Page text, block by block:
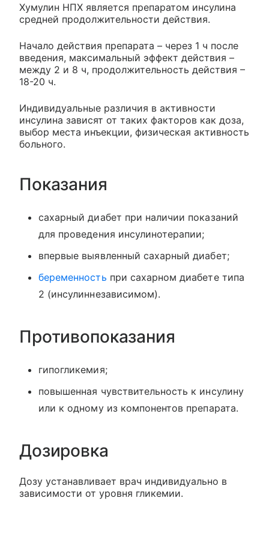
Хумулин НПХ является препаратом инсулина
средней продолжительности действия.
Начало действия препарата – через 1 ч после
введения, максимальный эффект действия –
между 2 и 8 ч, продолжительность действия –
18-20 ч.
Индивидуальные различия в активности
инсулина зависят от таких факторов как доза,
выбор места инъекции, физическая активность
больного.
Показания
сахарный диабет при наличии показаний
для проведения инсулинотерапии;
впервые выявленный сахарный диабет;
беременность при сахарном диабете типа
2 (инсулиннезависимом).
Противопоказания
гипогликемия;
повышенная чувствительность к инсулину
или к одному из компонентов препарата.
Дозировка
Дозу устанавливает врач индивидуально в
зависимости от уровня гликемии.